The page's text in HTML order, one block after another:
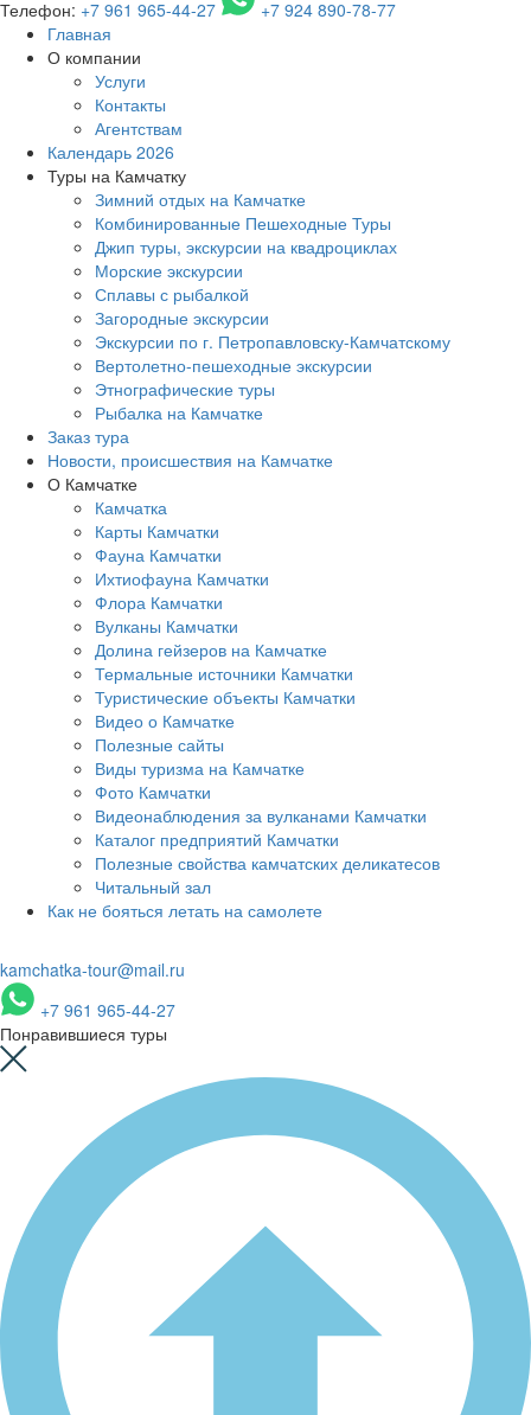
Телефон: +7 961 965-44-27
+7 924 890-78-77
Главная
О компании
Услуги
Контакты
Агентствам
Календарь 2026
Туры на Камчатку
Зимний отдых на Камчатке
Комбинированные Пешеходные Туры
Джип туры, экскурсии на квадроциклах
Морские экскурсии
Сплавы с рыбалкой
Загородные экскурсии
Экскурсии по г. Петропавловску-Камчатскому
Вертолетно-пешеходные экскурсии
Этнографические туры
Рыбалка на Камчатке
Заказ тура
Новости, происшествия на Камчатке
О Камчатке
Камчатка
Карты Камчатки
Фауна Камчатки
Ихтиофауна Камчатки
Флора Камчатки
Вулканы Камчатки
Долина гейзеров на Камчатке
Термальные источники Камчатки
Туристические объекты Камчатки
Видео о Камчатке
Полезные сайты
Виды туризма на Камчатке
Фото Камчатки
Видеонаблюдения за вулканами Камчатки
Каталог предприятий Камчатки
Полезные свойства камчатских деликатесов
Читальный зал
Как не бояться летать на самолете
kamchatka-tour@mail.ru
+7 961 965-44-27
Понравившиеся туры